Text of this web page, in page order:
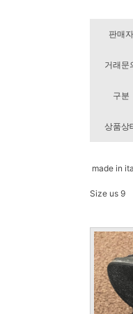
판매자
거래문
구분
상품상
made in
Size us 9